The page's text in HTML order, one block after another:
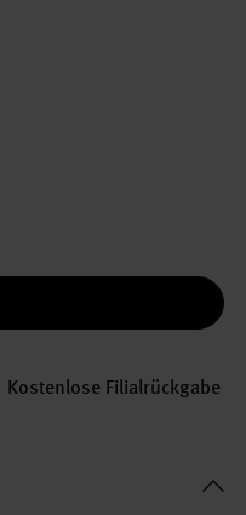
Kosten­lose Filial­rückgabe